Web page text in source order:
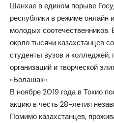
Шанхае в едином порыве
республики в режиме онлайн
молодых соотечественников.
около тысячи казахстанцев
студенты вузов и
организаций и творческой
«Болашак».
В ноябре 2019 года в Токио
акцию в честь 28-летия
Помимо казахстанцев,